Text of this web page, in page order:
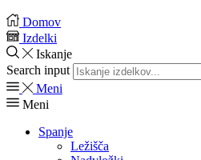
Domov
Izdelki
Iskanje
Search input
Meni
Meni
Spanje
Ležišča